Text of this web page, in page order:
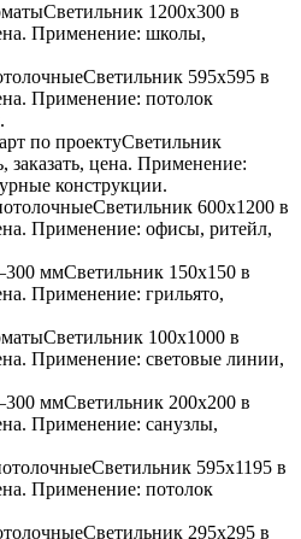
Светильник 1200x300 в
Применение: школы,
Светильник 595x595 в
Применение: потолок
.
по проектуСветильник
заказать, цена. Применение:
конструкции.
Светильник 600x1200 в
Применение: офисы, ритейл,
ммСветильник 150x150 в
Применение: грильято,
Светильник 100x1000 в
Применение: световые линии,
ммСветильник 200x200 в
Применение: санузлы,
Светильник 595x1195 в
Применение: потолок
Светильник 295x295 в